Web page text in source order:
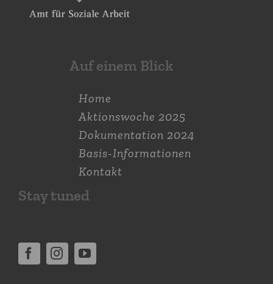
Auf einem Blick
Home
Aktions­woche 2025
Dokumen­tation 2024
Basis-Informationen
Kontakt
Stay tuned